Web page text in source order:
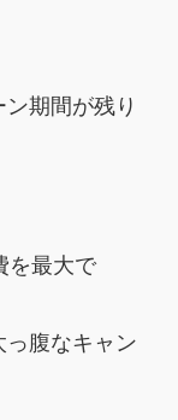
期間が残り
を最大で
腹なキャン